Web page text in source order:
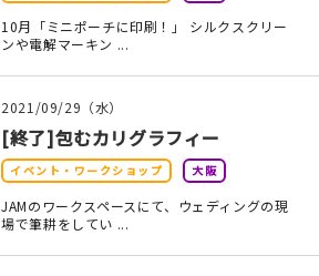
10月「ミニポーチに印刷！」 シルクスクリー
ンや電解マーキン ...
2021/09/29（水）
[終了]包むカリグラフィー
イベント・ワークショップ 大阪
JAMのワークスペースにて、ウェディングの現
場で筆耕をしてい ...